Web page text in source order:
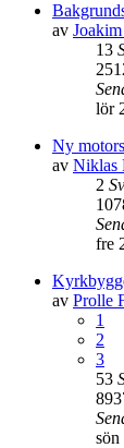
av
13
lör
Ny
av Niklas
2
fre
av Prolle
1
2
3
53
sön